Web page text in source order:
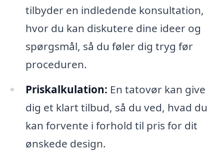
tilbyder en indledende konsultation,
hvor du kan diskutere dine ideer og
spørgsmål, så du føler dig tryg før
proceduren.
Priskalkulation: En tatovør kan give
dig et klart tilbud, så du ved, hvad du
kan forvente i forhold til pris for dit
ønskede design.